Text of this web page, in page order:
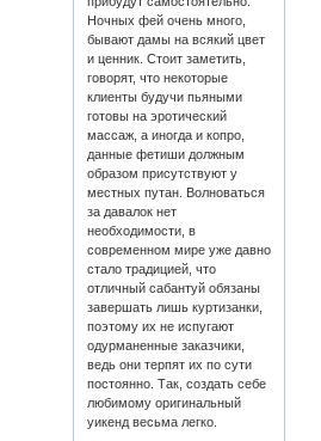
Ночных фей очень много,
бывают дамы на всякий цвет
и ценник. Стоит заметить,
говорят, что некоторые
клиенты будучи пьяными
готовы на эротический
массаж, а иногда и копро,
данные фетиши должным
образом присутствуют у
местных путан. Волноваться
за давалок нет
необходимости, в
современном мире уже давно
стало традицией, что
отличный сабантуй обязаны
завершать лишь куртизанки,
поэтому их не испугают
одурманенные заказчики,
ведь они терпят их по сути
постоянно. Так, создать себе
любимому оригинальный
уикенд весьма легко.